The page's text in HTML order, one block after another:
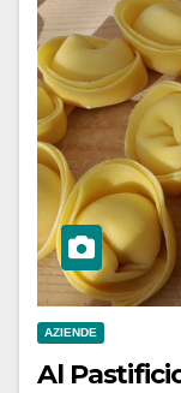
AZIENDE
Al